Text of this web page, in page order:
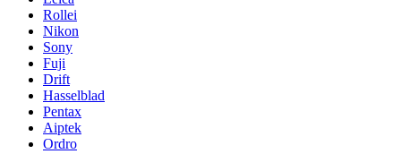
Rollei
Nikon
Sony
Fuji
Drift
Hasselblad
Pentax
Aiptek
Ordro